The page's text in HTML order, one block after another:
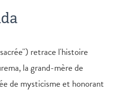
retrace l'histoire
la grand-mère de
de mysticisme et honorant